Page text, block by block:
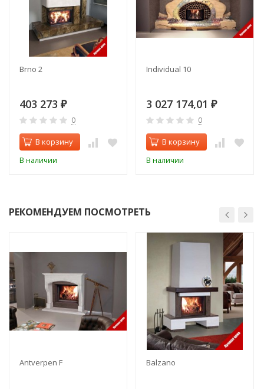
Brno 2
403 273 ₽
0
В корзину
В наличии
Individual 10
3 027 174,01 ₽
0
В корзину
В наличии
РЕКОМЕНДУЕМ ПОСМОТРЕТЬ
Antverpen F Balzano